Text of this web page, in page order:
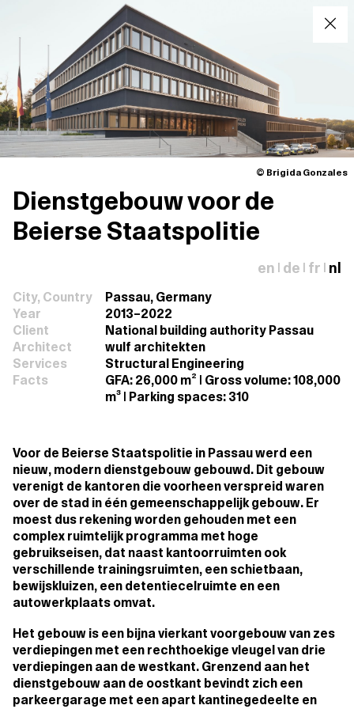
© Brigida Gonzales
Dienstgebouw voor de
Beierse Staatspolitie
en de fr nl
City, Country
Passau, Germany
Year
2013–2022
Client
National building authority Passau
Architect
wulf architekten
Services
Structural Engineering
Facts
GFA: 26,000 m² | Gross volume: 108,000
m³ | Parking spaces: 310
Voor de Beierse Staatspolitie in Passau werd een
nieuw, modern dienstgebouw gebouwd. Dit gebouw
verenigt de kantoren die voorheen verspreid waren
over de stad in één gemeenschappelijk gebouw. Er
moest dus rekening worden gehouden met een
complex ruimtelijk programma met hoge
gebruikseisen, dat naast kantoorruimten ook
verschillende trainingsruimten, een schietbaan,
bewijskluizen, een detentiecelruimte en een
autowerkplaats omvat.
Het gebouw is een bijna vierkant voorgebouw van zes
verdiepingen met een rechthoekige vleugel van drie
verdiepingen aan de westkant. Grenzend aan het
dienstgebouw aan de oostkant bevindt zich een
parkeergarage met een apart kantinegedeelte en